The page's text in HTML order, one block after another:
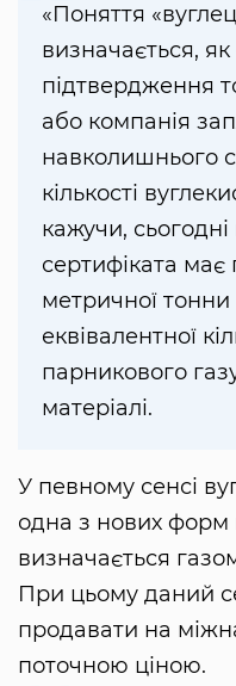
«Поняття
визначається,
підтвердження
або компанія
навколишнього
кількості
кажучи,
сертифіката має
метричної тонни
еквівалентної
парникового
матеріалі.
У певному сенсі
одна з нових форм
визначається
При цьому даний
продавати на
поточною ціною.